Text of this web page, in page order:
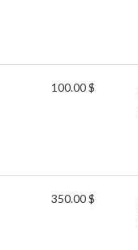
100.00 $
350.00 $